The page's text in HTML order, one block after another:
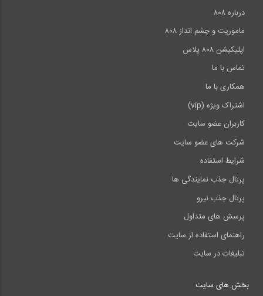
درباره ۸۰۸
ماموریت و چشم انداز ۸۰۸
اپلیکیشن ۸۰۸ پلاس
تماس با ما
همکاری با ما
اشتراک ویژه (vip)
کاربران عضو سایت
شرکت های عضو سایت
شرایط استفاده
پرتال جذب نمایندگی ها
پرتال جذب نیرو
پرسش های متداول
راهنمای استفاده از سایت
تبلیغات در سایت
بخش های سایت